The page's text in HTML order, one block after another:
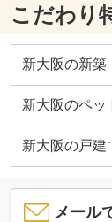
こだわり
新大阪の新築
新大阪のペッ
新大阪の戸建
メール